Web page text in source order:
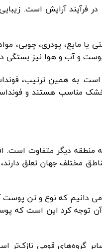
فرآیند آرایش است.
یا مایع، پودری، چوبی،
و آب و هوا نیز بستگی
است. به همین ترتیب،
مناسب هستند و
دیگر متفاوت است.
مختلف جهان تعلق
می دانیم که نوع و تن
توجه کرد این است که
گروه‌های قومی نازک‌تر